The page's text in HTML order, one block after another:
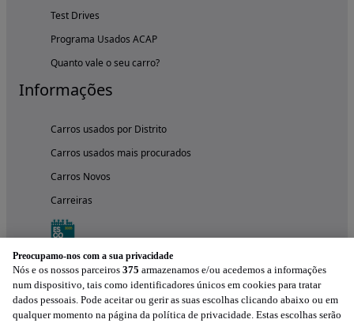
Test Drives
Programa Usados ACAP
Quanto vale o seu carro?
Informações
Carros usados por Distrito
Carros usados mais procurados
Carros Novos
Carreiras
Preocupamo-nos com a sua privacidade
Nós e os nossos parceiros 375 armazenamos e/ou acedemos a informações
num dispositivo, tais como identificadores únicos em cookies para tratar
dados pessoais. Pode aceitar ou gerir as suas escolhas clicando abaixo ou em
qualquer momento na página da política de privacidade. Estas escolhas serão